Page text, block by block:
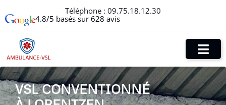
Téléphone : 09.75.18.12.30
4.8/5 basés sur 628 avis
VSL CONVENTIONNÉ